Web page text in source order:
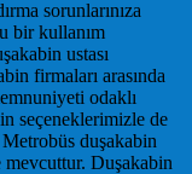
sorunlarınıza
bir kullanım
ustası
firmaları arasında
odaklı
seçeneklerimizle de
duşakabin
Duşakabin